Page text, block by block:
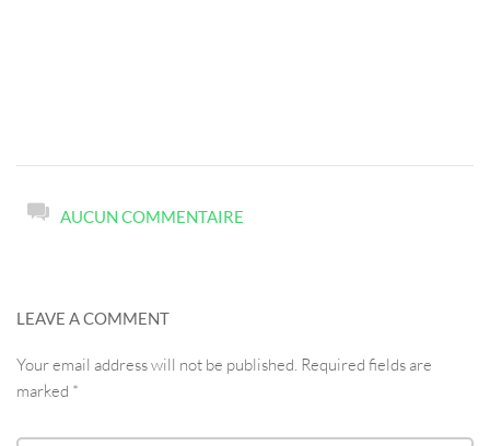
AUCUN COMMENTAIRE
LEAVE A COMMENT
Your email address will not be published. Required fields are
marked *